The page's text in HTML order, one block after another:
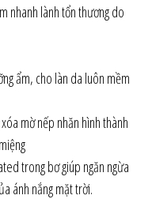
nhanh lành tổn thương do
ẩm, cho làn da luôn mềm
mờ nếp nhăn hình thành
trong bơ giúp ngăn ngừa
ánh nắng mặt trời.